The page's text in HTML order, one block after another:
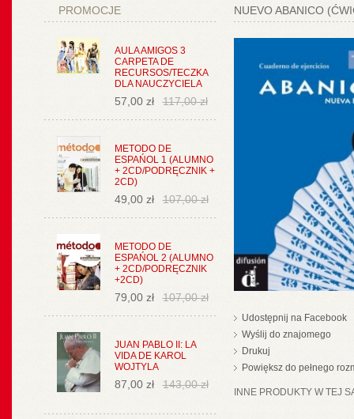
PROMOCJE
AULA AMIGOS 3
CARPETA DE
RECURSOS/TECZKA
DLA NAUCZYCIELA
57,00 zł 117,00 zł
METODO DE
ESPAŃOL 1 (ALUMNO
+ 2CD/PODRĘCZNIK +
2CD)
49,00 zł 107,00 zł
METODO DE
ESPAŃOL 2 (ALUMNO
+ 2CD/PODRĘCZNIK
+2CD)
79,00 zł 107,00 zł
JUAN PABLO II: LA
VIDA DE KAROL
WOJTYLA
87,00 zł 143,00 zł
NUEVO ABANICO
Udostępnij na Facebook
Wyślij do znajomego
Drukuj
Powiększ do pełnego
INNE PRODUKTY W TEJ